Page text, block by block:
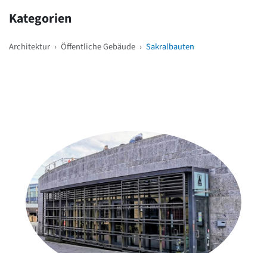
Kategorien
Architektur › Öffentliche Gebäude › Sakralbauten